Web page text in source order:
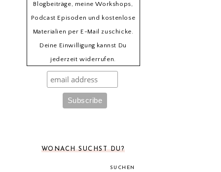
Blogbeiträge, meine Workshops,
Podcast Episoden und kostenlose
Materialien per E-Mail zuschicke.
Deine Einwilligung kannst Du
jederzeit widerrufen.
WONACH SUCHST DU?
SUCHEN